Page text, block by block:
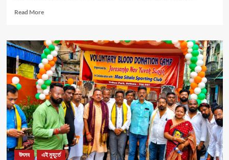
Read MoreRead
মহিলাদের
আত্মনির্ভরতা
রক্ষার
জন্য
বিশেষ
ক্যাম্পের
ব্যবস্থা।
উৎসব এই মুহূর্তে